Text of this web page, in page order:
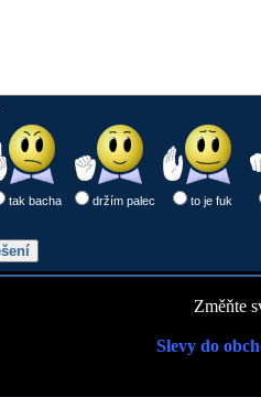
tak bacha držím palec
to je fuk
Změňte
Slevy do